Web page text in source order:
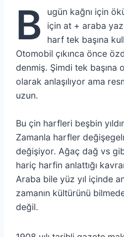
B
ugün kağnı için
için at + araba
harf tek başına
Otomobil çıkınca önce
denmiş. Şimdi tek başına
olarak anlaşılıyor ama
uzun.
Bu çin harfleri beşbin
Zamanla harfler
değişiyor. Ağaç dağ vs
hariç harfin anlattığı
Araba bile yüz yıl içinde
zamanın kültürünü
değil.